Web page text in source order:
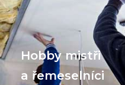
Hobby mistři
a řemeselníci